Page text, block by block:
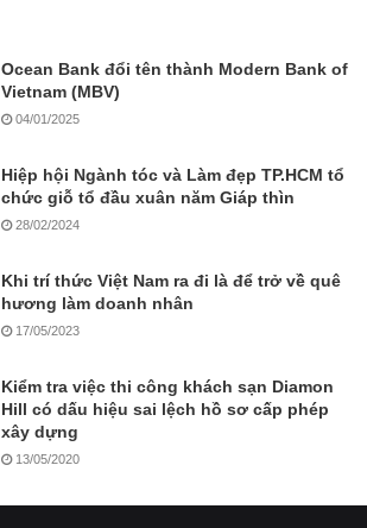
Ocean Bank đổi tên thành Modern Bank of
Vietnam (MBV)
04/01/2025
Hiệp hội Ngành tóc và Làm đẹp TP.HCM tổ
chức giỗ tổ đầu xuân năm Giáp thìn
28/02/2024
Khi trí thức Việt Nam ra đi là để trở về quê
hương làm doanh nhân
17/05/2023
Kiểm tra việc thi công khách sạn Diamon
Hill có dấu hiệu sai lệch hồ sơ cấp phép
xây dựng
13/05/2020